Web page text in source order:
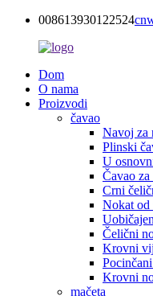
008613930122524
Dom
O nama
Proizvodi
čavao
Navoj za
Plinski
U
Čavao za
Crni
Nokat od
Čelični
Krovni
Krovni
mačeta